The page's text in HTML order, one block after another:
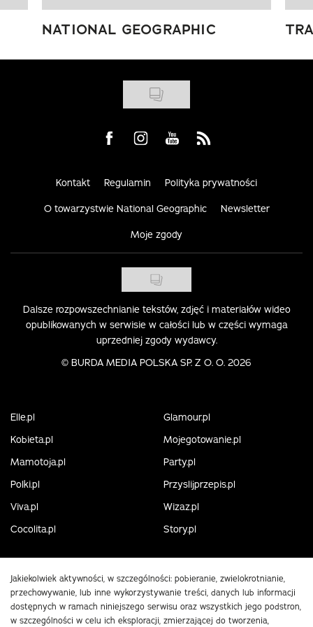
NATIONAL GEOGRAPHIC
Visit us on Facebook
Visit us on Instagram
Visit us on Youtube
Visit us on Rss
Kontakt Regulamin Polityka prywatności
O towarzystwie National Geographic Newsletter
Moje zgody
Dalsze rozpowszechnianie tekstów, zdjęć i materiałów wideo
opublikowanych w serwisie w całości lub w części wymaga
uprzedniej zgody wydawcy.
© BURDA MEDIA POLSKA SP. Z O. O. 2026
Elle.pl
Glamour.pl
Kobieta.pl
Mojegotowanie.pl
Mamotoja.pl
Party.pl
Polki.pl
Przyslijprzepis.pl
Viva.pl
Wizaz.pl
Cocolita.pl
Story.pl
Jakiekolwiek aktywności, w szczególności: pobieranie, zwielokrotnianie,
przechowywanie, lub inne wykorzystywanie treści, danych lub informacji
dostępnych w ramach niniejszego serwisu oraz wszystkich jego podstron,
w szczególności w celu ich eksploracji, zmierzającej do tworzenia,